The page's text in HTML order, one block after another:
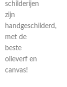
schilderijen
zijn
handgeschilderd,
met de
beste
olieverf en
canvas!